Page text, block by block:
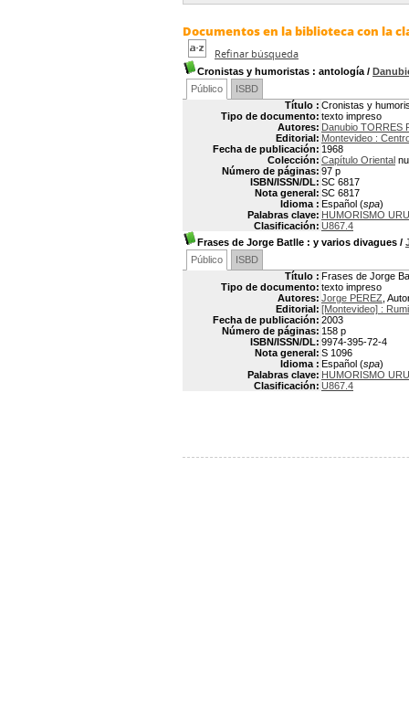
Documentos en la biblioteca con la
Refinar búsqueda
Cronistas y humoristas : antología /
Público
ISBD
Título : Cronistas y
Tipo de documento: texto impreso
Autores: Danubio TORRES
Editorial: Montevideo :
Fecha de publicación: 1968
Colección: Capítulo Oriental
Número de páginas: 97 p
ISBN/ISSN/DL: SC 6817
Nota general: SC 6817
Idioma : Español (spa)
Palabras clave: HUMORISMO
Clasificación: U867.4
Frases de Jorge Batlle : y varios divagues /
Público
ISBD
Título : Frases de Jorge
Tipo de documento: texto impreso
Autores: Jorge PEREZ ,
Editorial: [Montevideo] :
Fecha de publicación: 2003
Número de páginas: 158 p
ISBN/ISSN/DL: 9974-395-72-4
Nota general: S 1096
Idioma : Español (spa)
Palabras clave: HUMORISMO
Clasificación: U867.4